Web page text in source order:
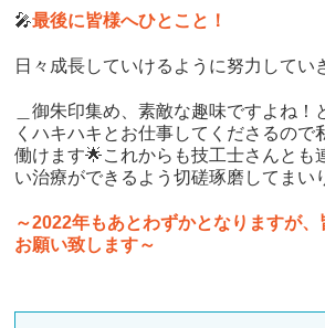
🎤最後に皆様へひとこと！
日々成長していけるように努力してい
＿御朱印集め、素敵な趣味ですよね！
くハキハキとお仕事してくださるので
働けます🌟これからも技工士さんとも
い治療ができるよう切磋琢磨してまい
～2022年もあとわずかとなりますが、
お願い致します～